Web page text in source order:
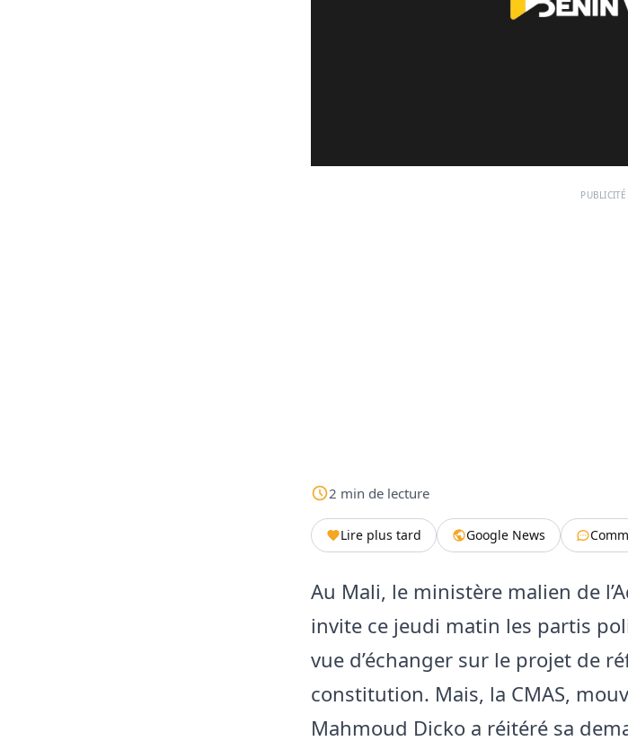
PUBLICITÉ
2 min de lecture
Lire plus tard Google News
Au Mali, le ministère malien de
invite ce jeudi matin les partis
vue d’échanger sur le projet de
constitution. Mais, la CMAS,
Mahmoud Dicko a réitéré sa